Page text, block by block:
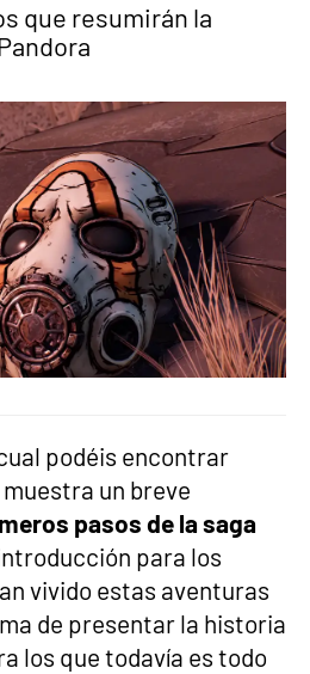
que resumirán la
podéis encontrar
un breve
pasos de la saga
para los
vivido estas aventuras
de presentar la historia
los que todavía es todo